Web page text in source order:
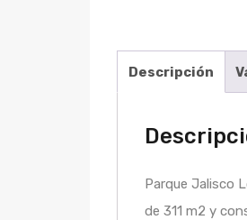
Descripción
Parque Jalisco
de 311 m2 y